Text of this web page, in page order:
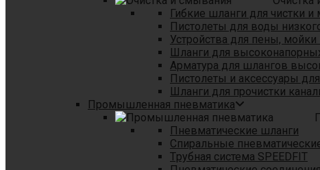
Гибкие шланги для чистки
Пистолеты для воды
Устройства для пены, мойки
Шланги для
Арматура для шлангов
Пистолеты и аксессуары
Шланги для прочистки
Промышленная пневматика
Пневматические шланги
Спиральные
Tрубная система SPEEDFIT